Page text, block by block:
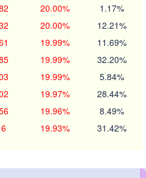
20.00% 1.17%
20.00% 12.21%
19.99% 11.69%
19.99% 32.20%
19.99% 5.84%
19.97% 28.44%
19.96% 8.49%
19.93% 31.42%